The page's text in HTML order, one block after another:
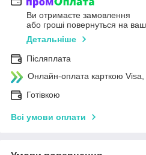
Ви отримаєте замовлення
або гроші повернуться на
Детальніше
Післяплата
Онлайн-оплата карткою
Готівкою
Всі умови оплати